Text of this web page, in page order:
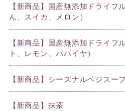
【新商品】国産無添加ドライフ
ん、スイカ、メロン）
【新商品】国産無添加ドライフ
ト、レモン、パパイヤ）
【新商品】シーズナルベジスー
【新商品】抹茶